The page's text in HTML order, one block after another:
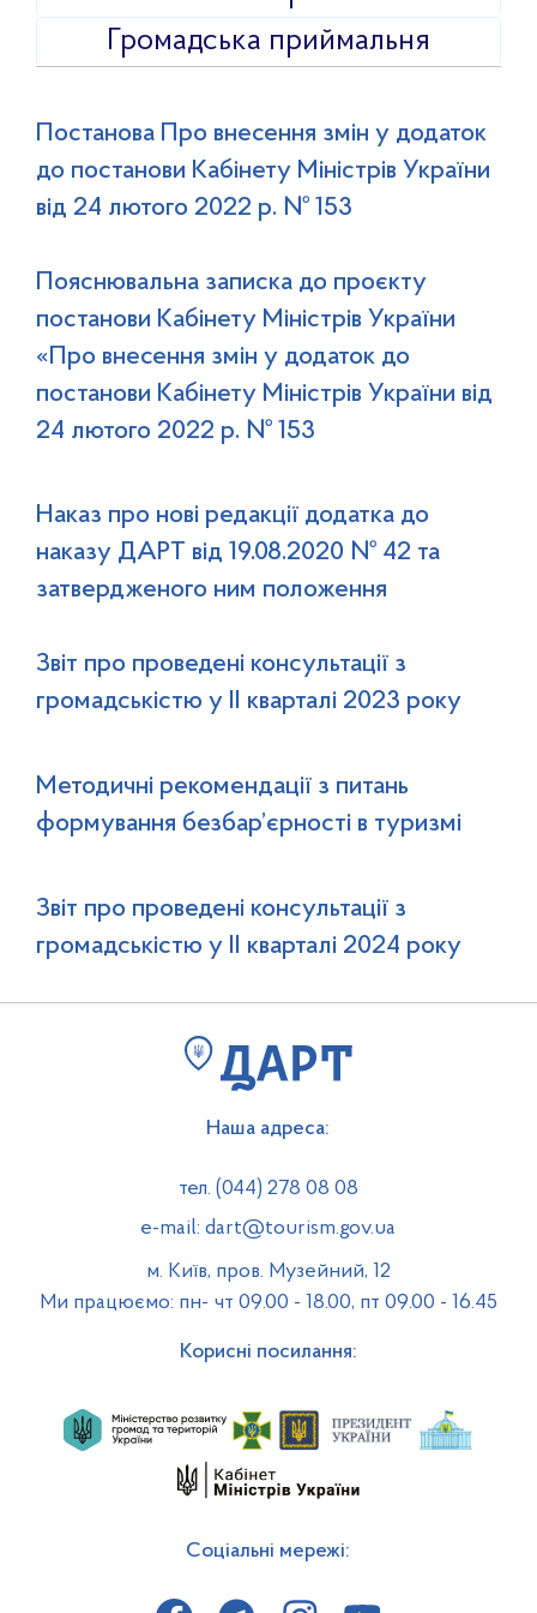
Громадська приймальня
Постанова Про внесення змін у додаток
до постанови Кабінету Міністрів України
від 24 лютого 2022 р. № 153
Пояснювальна записка до проєкту
постанови Кабінету Міністрів України
«Про внесення змін у додаток до
постанови Кабінету Міністрів України від
24 лютого 2022 р. № 153
Наказ про нові редакції додатка до
наказу ДАРТ від 19.08.2020 № 42 та
затвердженого ним положення
Звіт про проведені консультації з
громадськістю у ІІ кварталі 2023 року
Методичні рекомендації з питань
формування безбар’єрності в туризмі
Звіт про проведені консультації з
громадськістю у ІІ кварталі 2024 року
Наша адреса:
тел. (044) 278 08 08
e-mail: dart@tourism.gov.ua
м. Київ, пров. Музейний, 12
Ми працюємо: пн- чт 09.00 - 18.00, пт 09.00 - 16.45
Корисні посилання:
Соціальні мережі: